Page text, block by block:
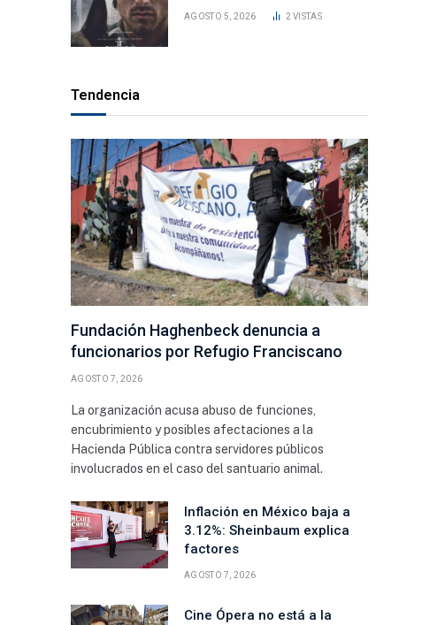
AGOSTO 5, 2026 2VISTAS
Tendencia
Fundación Haghenbeck denuncia a
funcionarios por Refugio Franciscano
AGOSTO 7, 2026
La organización acusa abuso de funciones,
encubrimiento y posibles afectaciones a la
Hacienda Pública contra servidores públicos
involucrados en el caso del santuario animal.
Inflación en México baja a
3.12%: Sheinbaum explica
factores
AGOSTO 7, 2026
Cine Ópera no está a la